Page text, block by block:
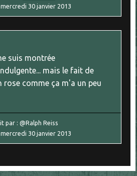
mercredi 30 janvier 2013
suis montrée
mais le fait de
rose comme ça m'a un peu
par : @Ralph Reiss
mercredi 30 janvier 2013